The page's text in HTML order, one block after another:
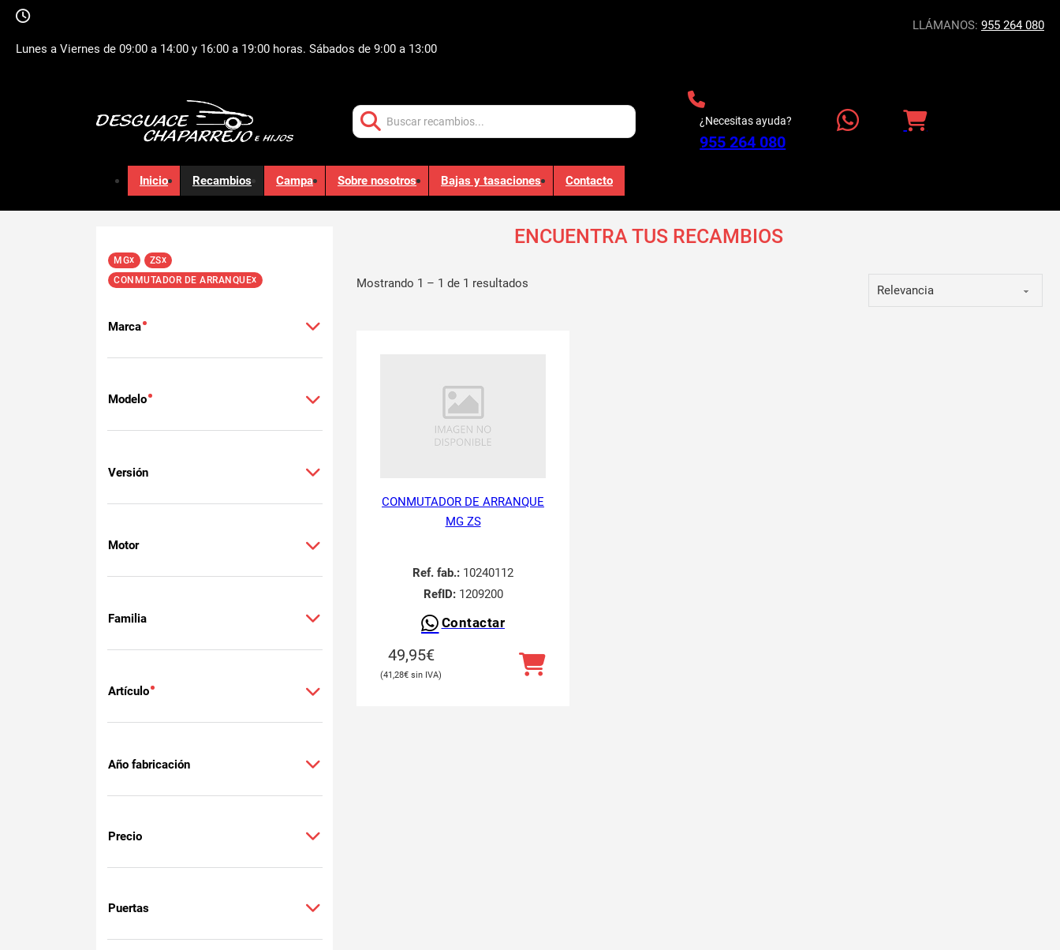
Lunes a Viernes de 09:00 a 14:00 y 16:00 a 19:00 horas. Sábados de 9:00 a 13:00
LLÁMANOS: 955 264 080
¿Necesitas ayuda?
955 264 080
Inicio Recambios Campa Sobre nosotros Bajas y tasaciones Contacto
ENCUENTRA TUS RECAMBIOS
MGx ZSx
CONMUTADOR DE ARRANQUEx
Marca
Modelo
Versión
Motor
Familia
Artículo
Año fabricación
Precio
Puertas
Mostrando 1 – 1 de 1 resultados
CONMUTADOR DE ARRANQUE
MG ZS
Ref. fab.: 10240112
RefID:1209200
Contactar
49,95€
41,28€